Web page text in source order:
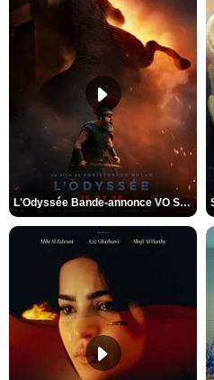
L'Odyssée Bande-annonce VO STFR